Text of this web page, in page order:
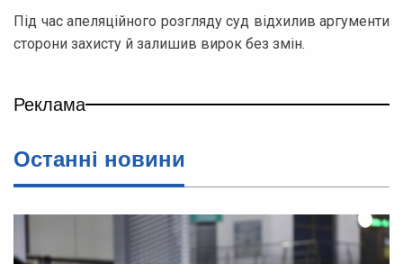
Під час апеляційного розгляду суд відхилив аргументи
сторони захисту й залишив вирок без змін.
Реклама
Останні новини